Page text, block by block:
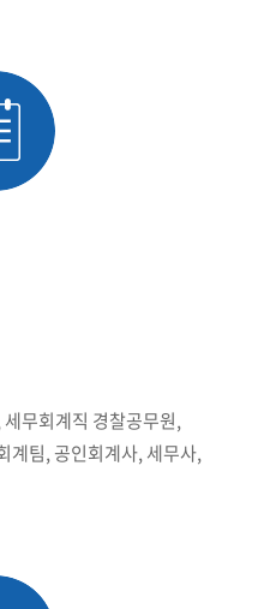
무회계직 경찰공무원,
계팀, 공인회계사, 세무사,